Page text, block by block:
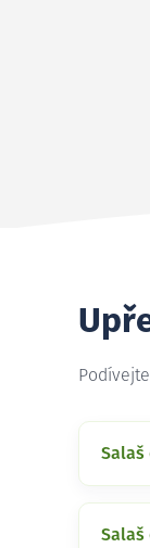
Salaš
Salaš